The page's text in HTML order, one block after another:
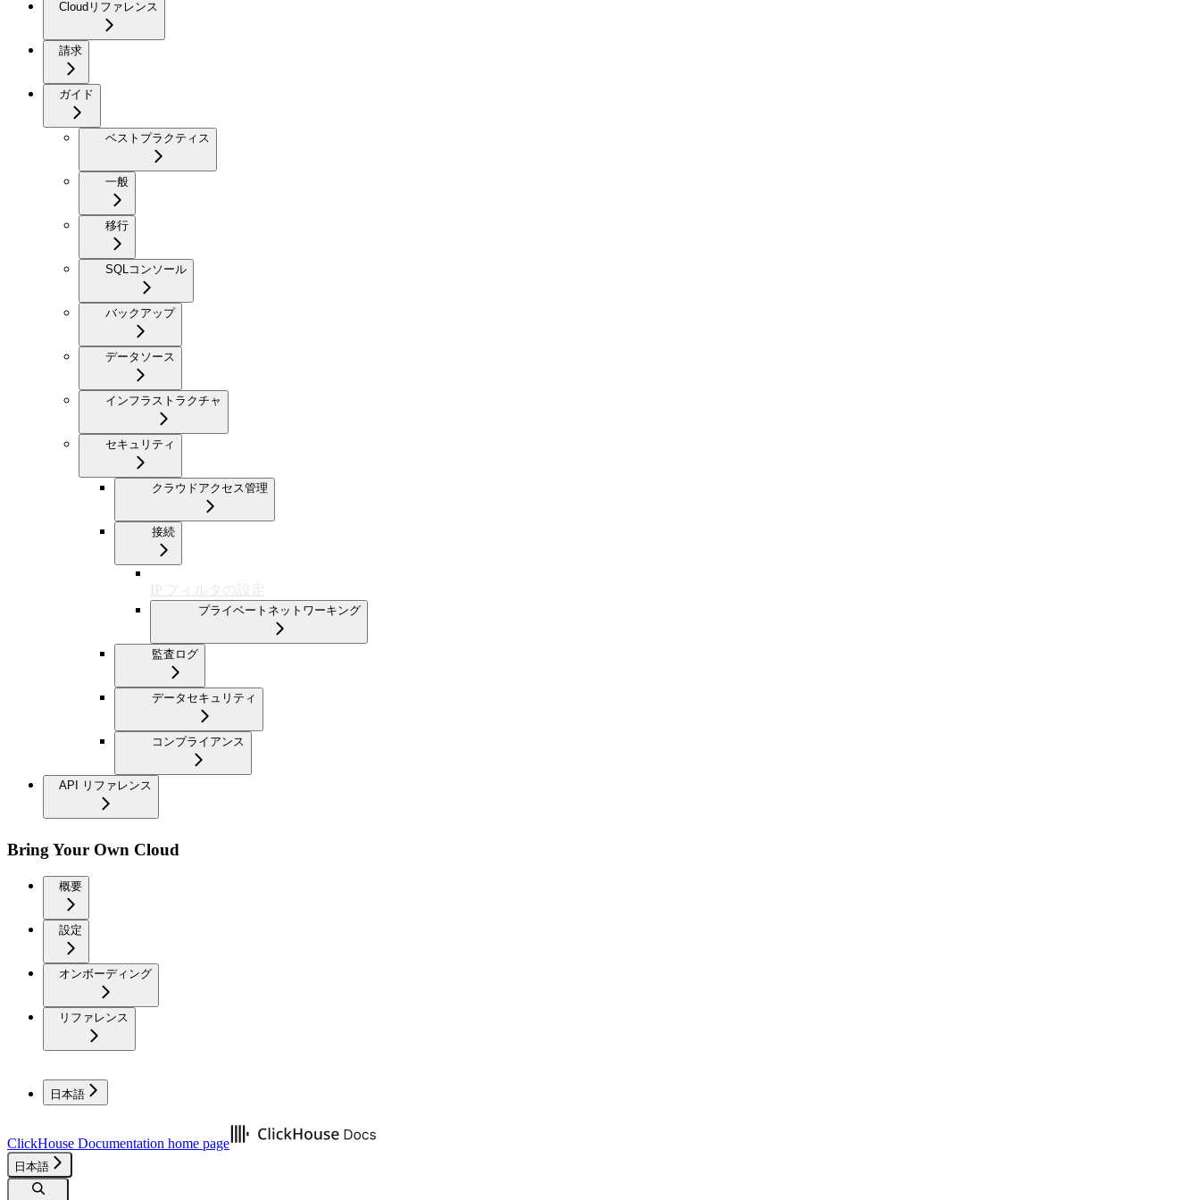
Cloudリファレンス
請求
ガイド
ベストプラクティス
一般
移行
SQLコンソール
バックアップ
データソース
インフラストラクチャ
セキュリティ
クラウドアクセス管理
接続
IP フィルタの設定
プライベートネットワーキング
監査ログ
データセキュリティ
コンプライアンス
API リファレンス
Bring Your Own Cloud
概要
設定
オンボーディング
リファレンス
日本語
ClickHouse Documentation home page
日本語